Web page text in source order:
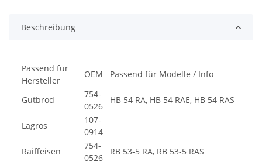
Beschreibung
Passend für
Hersteller
OEM Passend für Modelle / Info
Gutbrod
754-
0526
HB 54 RA, HB 54 RAE, HB 54 RAS
Lagros
107-
0914
Raiffeisen
754-
0526
RB 53-5 RA, RB 53-5 RAS